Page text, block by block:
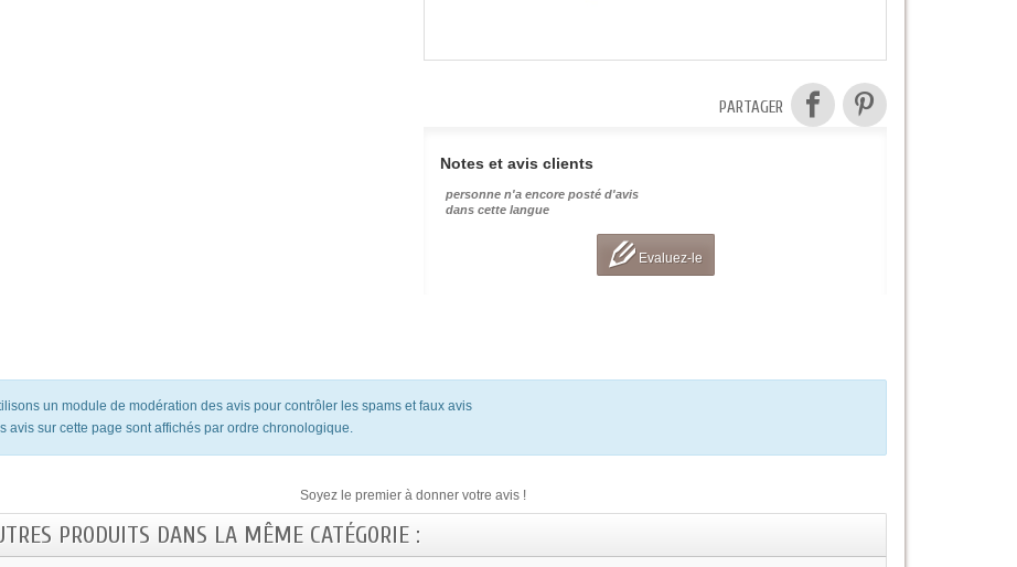
PARTAGER
Notes et avis clients
personne n'a encore posté d'avis
dans cette langue
Evaluez-le
un module de modération des avis pour contrôler les spams et faux avis
avis sur cette page sont affichés par ordre chronologique.
Soyez le premier à donner votre avis !
PRODUITS DANS LA MÊME CATÉGORIE :